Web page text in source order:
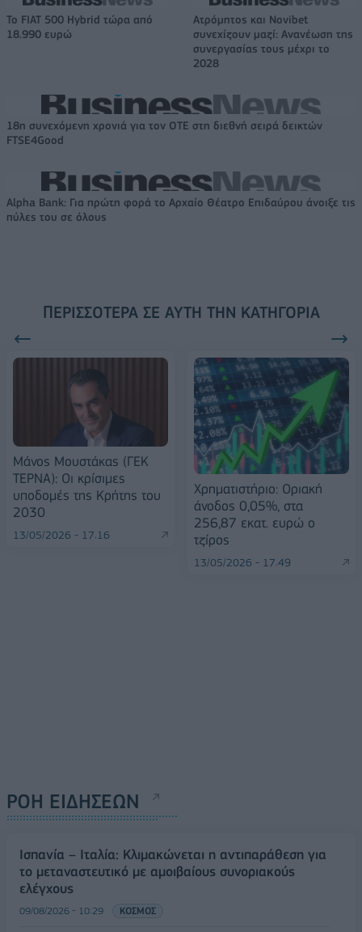
Το FIAT 500 Hybrid τώρα από
18.990 ευρώ
Ατρόμητος και Novibet
συνεχίζουν μαζί: Ανανέωση της
συνεργασίας τους μέχρι το
2028
18η συνεχόμενη χρονιά για τον ΟΤΕ στη διεθνή σειρά δεικτών
FTSE4Good
Alpha Bank: Για πρώτη φορά το Αρχαίο Θέατρο Επιδαύρου άνοιξε τις
πύλες του σε όλους
ΠΕΡΙΣΣΌΤΕΡΑ ΣΕ ΑΥΤΉ ΤΗΝ ΚΑΤΗΓΟΡΊΑ
Μάνος Μουστάκας (ΓΕΚ
ΤΕΡΝΑ): Οι κρίσιμες
υποδομές της Κρήτης του
2030
13/05/2026 - 17:16
Χρηματιστήριο: Οριακή
άνοδος 0,05%, στα
256,87 εκατ. ευρώ ο
τζίρος
13/05/2026 - 17:49
ΡΟΗ ΕΙΔΗΣΕΩΝ
Ισπανία – Ιταλία: Κλιμακώνεται η αντιπαράθεση για
το μεταναστευτικό με αμοιβαίους συνοριακούς
ελέγχους
09/08/2026 - 10:29 ΚΟΣΜΟΣ